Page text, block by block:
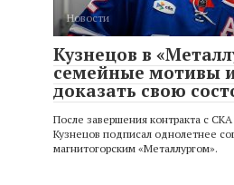
Новости
Кузнецов в
семейные мотивы
доказать свою
После завершения контракта с
Кузнецов подписал однолетнее
магнитогорским «Металлургом».